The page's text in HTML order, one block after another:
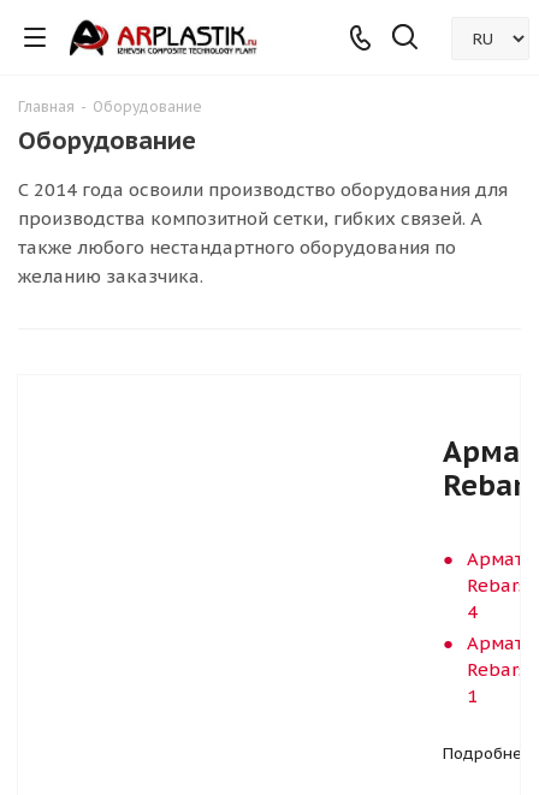
Главная - Оборудование
Оборудование
С 2014 года освоили производство оборудования для
производства композитной сетки, гибких связей. А
также любого нестандартного оборудования по
желанию заказчика.
Rebars
Rebars-
4
Rebars-
1
Подробнее